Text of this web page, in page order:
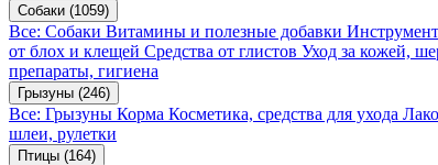
Собаки (1059)
Все: Собаки Витамины и полезные добавки
от блох и клещей Средства от глистов Уход за кожей,
препараты, гигиена
Грызуны (246)
Все: Грызуны Корма Косметика, средства для ухода
шлеи, рулетки
Птицы (164)